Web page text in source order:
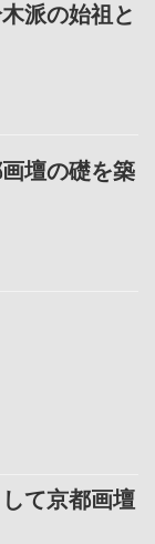
派の始祖と
壇の礎を築
て京都画壇